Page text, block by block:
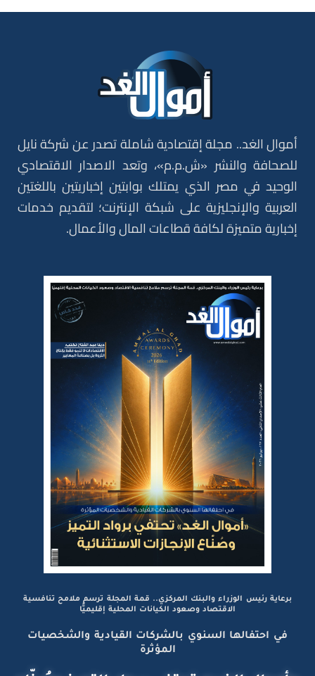
أموال الغد.. مجلة إقتصادية شاملة تصدر عن شركة نايل
للصحافة والنشر «ش.م.م»، وتعد الاصدار الاقتصادي
الوحيد في مصر الذي يمتلك بوابتين إخباريتين باللغتين
العربية والإنجليزية على شبكة الإنترنت؛ لتقديم خدمات
إخبارية متميزة لكافة قطاعات المال والأعمال.
برعاية رئيس الوزراء والبنك المركزي.. قمة المجلة ترسم ملامح تنافسية
الاقتصاد وصعود الكيانات المحلية إقليميًّا
في احتفالها السنوي بالشركات القيادية والشخصيات
المؤثرة